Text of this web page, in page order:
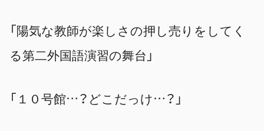
「陽気な教師が楽しさの押し売りをしてく
る第二外国語演習の舞台」
「１０号館…？どこだっけ…？」